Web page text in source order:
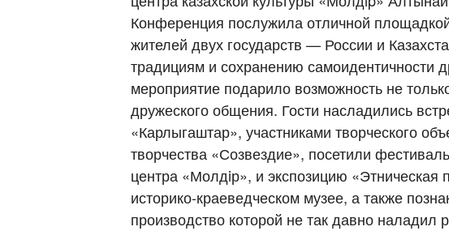
Конференция послужила отличной
жителей двух государств — России и
традициям и сохранению самоидентичности
мероприятие подарило возможность не
дружеского общения. Гости насладились
«Карлыгаштар», участниками творческого
творчества «Созвездие», посетили
центра «Молдiр», и экспозицию
историко-краеведческом музее, а также
производство которой не так давно наладил